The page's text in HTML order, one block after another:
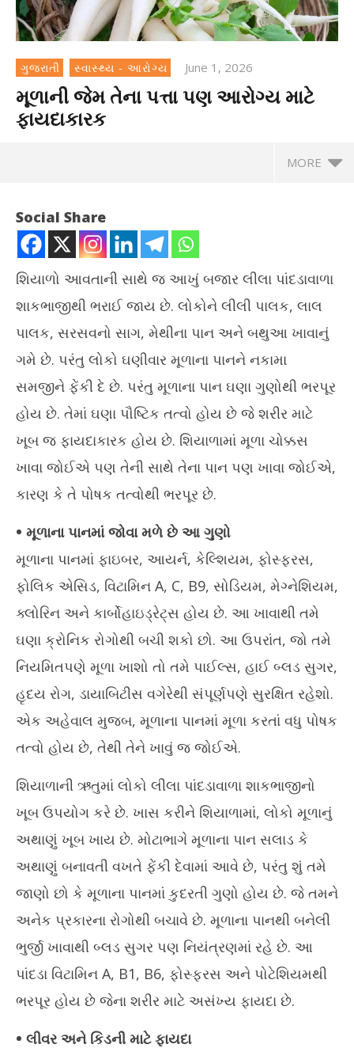
ગુજરાતી સ્વાસ્થ્ય - આરોગ્ય June 1, 2026
મૂળાની જેમ તેના પત્તા પણ આરોગ્ય માટે
ફાયદાકારક
MORE
NOW VIEWING
મૂળાની જેમ તેના પત્તા પણ આરોગ્ય માટે ફાયદાકારક
1,
2026
Social Share
શિયાળો આવતાની સાથે જ આખું બજાર લીલા પાંદડાવાળા
શાકભાજીથી ભરાઈ જાય છે. લોકોને લીલી પાલક, લાલ
પાલક, સરસવનો સાગ, મેથીના પાન અને બથુઆ ખાવાનું
ગમે છે. પરંતુ લોકો ઘણીવાર મૂળાના પાનને નકામા
સમજીને ફેંકી દે છે. પરંતુ મૂળાના પાન ઘણા ગુણોથી ભરપૂર
હોય છે. તેમાં ઘણા પૌષ્ટિક તત્વો હોય છે જે શરીર માટે
ખૂબ જ ફાયદાકારક હોય છે. શિયાળામાં મૂળા ચોક્કસ
ખાવા જોઈએ પણ તેની સાથે તેના પાન પણ ખાવા જોઈએ,
કારણ કે તે પોષક તત્વોથી ભરપૂર છે.
• મૂળાના પાનમાં જોવા મળે છે આ ગુણો
મૂળાના પાનમાં ફાઇબર, આયર્ન, કેલ્શિયમ, ફોસ્ફરસ,
ફોલિક એસિડ, વિટામિન A, C, B9, સોડિયમ, મેગ્નેશિયમ,
ક્લોરિન અને કાર્બોહાઇડ્રેટ્સ હોય છે. આ ખાવાથી તમે
ઘણા ક્રોનિક રોગોથી બચી શકો છો. આ ઉપરાંત, જો તમે
નિયમિતપણે મૂળા ખાશો તો તમે પાઈલ્સ, હાઈ બ્લડ સુગર,
હૃદય રોગ, ડાયાબિટીસ વગેરેથી સંપૂર્ણપણે સુરક્ષિત રહેશો.
એક અહેવાલ મુજબ, મૂળાના પાનમાં મૂળા કરતાં વધુ પોષક
તત્વો હોય છે, તેથી તેને ખાવું જ જોઈએ.
શિયાળાની ઋતુમાં લોકો લીલા પાંદડાવાળા શાકભાજીનો
ખૂબ ઉપયોગ કરે છે. ખાસ કરીને શિયાળામાં, લોકો મૂળાનું
અથાણું ખૂબ ખાય છે. મોટાભાગે મૂળાના પાન સલાડ કે
અથાણું બનાવતી વખતે ફેંકી દેવામાં આવે છે, પરંતુ શું તમે
જાણો છો કે મૂળાના પાનમાં કુદરતી ગુણો હોય છે. જે તમને
અનેક પ્રકારના રોગોથી બચાવે છે. મૂળાના પાનથી બનેલી
ભુર્જી ખાવાથી બ્લડ સુગર પણ નિયંત્રણમાં રહે છે. આ
પાંદડા વિટામિન A, B1, B6, ફોસ્ફરસ અને પોટેશિયમથી
ભરપૂર હોય છે જેના શરીર માટે અસંખ્ય ફાયદા છે.
• લીવર અને કિડની માટે ફાયદા